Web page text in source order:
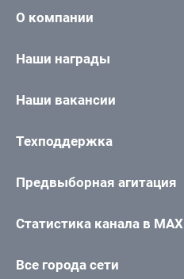
О компании
Наши награды
Наши вакансии
Техподдержка
Предвыборная агитация
Статистика канала в MAX
Все города сети